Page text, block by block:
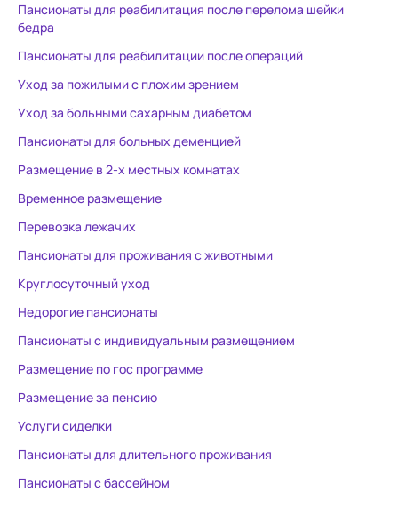
Пансионаты для реабилитация после перелома шейки
бедра
Пансионаты для реабилитации после операций
Уход за пожилыми с плохим зрением
Уход за больными сахарным диабетом
Пансионаты для больных деменцией
Размещение в 2-х местных комнатах
Временное размещение
Перевозка лежачих
Пансионаты для проживания с животными
Круглосуточный уход
Недорогие пансионаты
Пансионаты с индивидуальным размещением
Размещение по гос программе
Размещение за пенсию
Услуги сиделки
Пансионаты для длительного проживания
Пансионаты с бассейном